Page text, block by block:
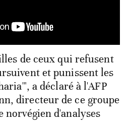
de ceux qui refusent
et punissent les
a déclaré à l'AFP
directeur de ce groupe
norvégien d'analyses